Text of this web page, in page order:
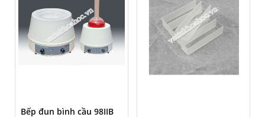
Bếp đun bình cầu 98IIB